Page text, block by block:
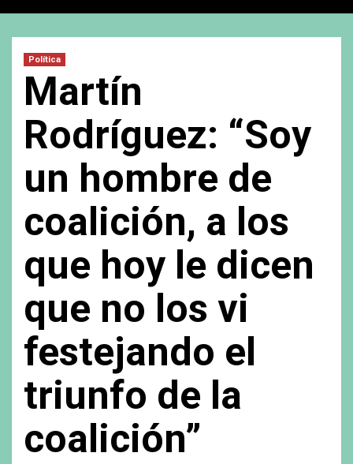
Política
Martín
Rodríguez: “Soy
un hombre de
coalición, a los
que hoy le dicen
que no los vi
festejando el
triunfo de la
coalición”